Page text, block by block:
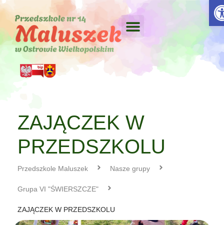
ZAJĄCZEK W
PRZEDSZKOLU
Przedszkole Maluszek Nasze grupy
Grupa VI "ŚWIERSZCZE"
ZAJĄCZEK W PRZEDSZKOLU